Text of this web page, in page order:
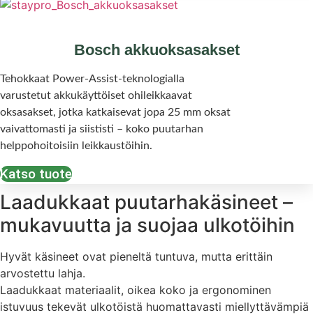
Bosch akkuoksasakset
Tehokkaat Power-Assist-teknologialla
varustetut akkukäyttöiset ohileikkaavat
oksasakset, jotka katkaisevat jopa 25 mm oksat
vaivattomasti ja siististi – koko puutarhan
helppohoitoisiin leikkaustöihin.
Katso tuote
Laadukkaat puutarhakäsineet –
mukavuutta ja suojaa ulkotöihin
Hyvät käsineet ovat pieneltä tuntuva, mutta erittäin
arvostettu lahja.
Laadukkaat materiaalit, oikea koko ja ergonominen
istuvuus tekevät ulkotöistä huomattavasti miellyttävämpiä